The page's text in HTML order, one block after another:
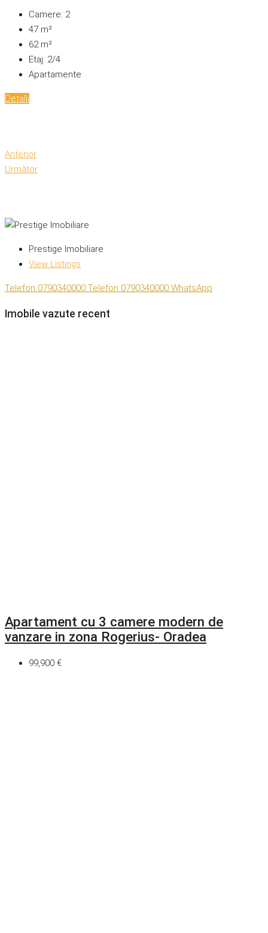
Camere: 2
47 m²
62m²
Etaj: 2/4
Apartamente
Detalii
Anterior
Următor
Prestige Imobiliare
View Listings
Telefon 0790340000 Telefon 0790340000 WhatsApp
Imobile vazute recent
Apartament cu 3 camere modern de
vanzare in zona Rogerius- Oradea
99,900 €